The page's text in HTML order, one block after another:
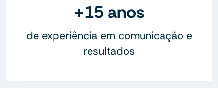
+15 anos
de experiência em comunicação e
resultados